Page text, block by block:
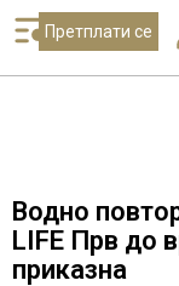
Претплати се
Водно
LIFE Прв до
приказна